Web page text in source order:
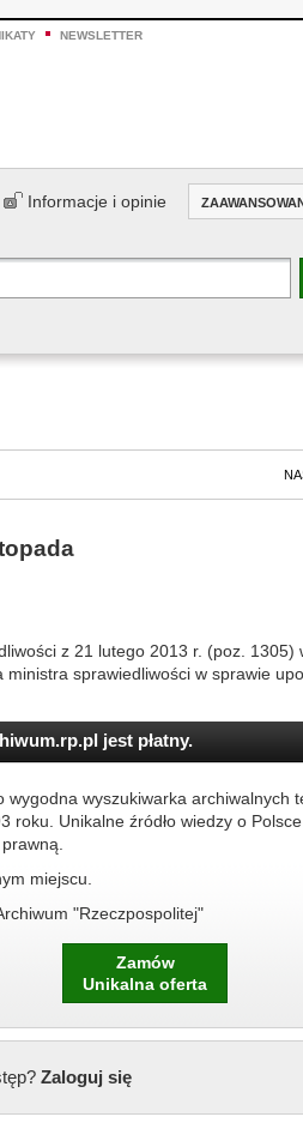
NEWSLETTER
Informacje i opinie
z 21 lutego 2013 r. (poz. 1305)
sprawiedliwości w sprawie
jest płatny.
wygodna wyszukiwarka archiwalnych
roku. Unikalne źródło wiedzy o
miejscu.
"Rzeczpospolitej"
Zamów
Unikalna oferta
Zaloguj się